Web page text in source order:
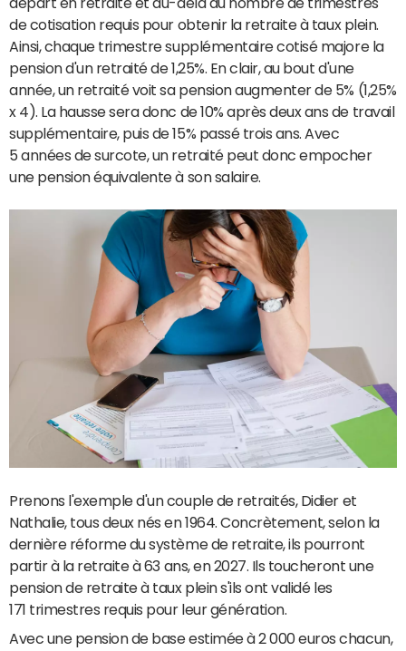
de cotisation requis pour obtenir la retraite à taux plein.
Ainsi, chaque trimestre supplémentaire cotisé majore la
pension d'un retraité de 1,25%. En clair, au bout d'une
année, un retraité voit sa pension augmenter de 5% (1,25%
x 4). La hausse sera donc de 10% après deux ans de travail
supplémentaire, puis de 15% passé trois ans. Avec
5 années de surcote, un retraité peut donc empocher
une pension équivalente à son salaire.
Prenons l'exemple d'un couple de retraités, Didier et
Nathalie, tous deux nés en 1964. Concrètement, selon la
dernière réforme du système de retraite, ils pourront
partir à la retraite à 63 ans, en 2027. Ils toucheront une
pension de retraite à taux plein s'ils ont validé les
171 trimestres requis pour leur génération.
Avec une pension de base estimée à 2 000 euros chacun,